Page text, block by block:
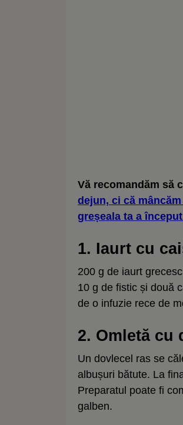
Vă recomandăm să
dejun, ci că
greșeala ta a
1. Iaurt cu
200 g de iaurt
10 g de fistic și două
de o infuzie rece de
2. Omletă cu
Un dovlecel ras se
albușuri bătute. La
Preparatul poate fi
galben.